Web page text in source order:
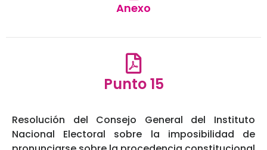
Anexo
Punto 15
Resolución del Consejo General del Instituto
Nacional Electoral sobre la imposibilidad de